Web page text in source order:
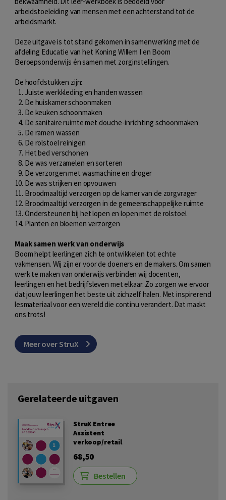
arbeidstoeleiding van mensen met een achterstand tot de
arbeidsmarkt.
Deze uitgave is tot stand gekomen in samenwerking met de
afdeling Educatie van het Koning Willem I en Boom
Beroepsonderwijs én samen met zorginstellingen.
De hoofdstukken zijn:
Juiste werkkleding en handen wassen
De huiskamer schoonmaken
De keuken schoonmaken
De sanitaire ruimte met douche-inrichting schoonmaken
De ramen wassen
De rolstoel reinigen
Het bed verschonen
De was verzamelen en sorteren
De verzorgen met wasmachine en droger
De was strijken en opvouwen
Broodmaaltijd verzorgen op de kamer van de zorgvrager
Broodmaaltijd verzorgen in de gemeenschappelijke ruimte
Ondersteunen bij het lopen en lopen met de rolstoel
Planten en bloemen verzorgen
Maak samen werk van onderwijs
Boom helpt leerlingen zich te ontwikkelen tot echte
vakmensen. Wij zijn er voor de doeners en de makers. Om samen
werk te maken van onderwijs verbinden wij docenten,
leerlingen en het bedrijfsleven met elkaar. Zo zorgen we ervoor
dat jouw leerlingen het beste uit zichzelf halen. Met inspirerend
lesmateriaal voor een wereld die continu verandert. Dat maakt
ons trots!
Meer over StruX
Gerelateerde uitgaven
StruX Entree
Assistent
verkoop/retail
68,50
Bestellen